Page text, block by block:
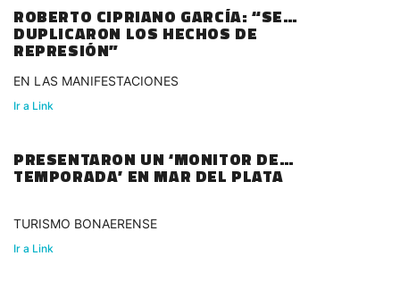
ROBERTO CIPRIANO GARCÍA: “SE
DUPLICARON LOS HECHOS DE
REPRESIÓN”
EN LAS MANIFESTACIONES
Ir a Link
PRESENTARON UN ‘MONITOR DE
TEMPORADA’ EN MAR DEL PLATA
TURISMO BONAERENSE
Ir a Link